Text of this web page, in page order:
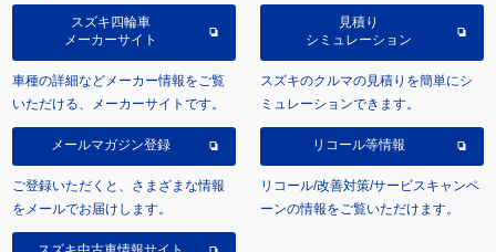
スズキ四輪車
メーカーサイト
車種の詳細などメーカー情報をご覧
いただける、メーカーサイトです。
見積り
シミュレーション
スズキのクルマの見積りを簡単にシ
ミュレーションできます。
メールマガジン登録
ご登録いただくと、さまざまな情報
をメールでお届けします。
リコール等情報
リコール/改善対策/サービスキャンペ
ーンの情報をご覧いただけます。